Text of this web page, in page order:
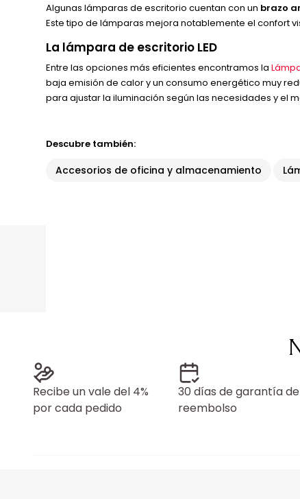
Algunas lámparas de escritorio cuentan con un brazo
Este tipo de lámparas mejora notablemente el confort
La lámpara de escritorio LED
Entre las opciones más eficientes encontramos la
baja emisión de calor y un consumo energético muy
para ajustar la iluminación según las necesidades y el
Descubre también:
Accesorios de oficina y almacenamiento
Recibe un vale del 4%
por cada pedido
30 días de garantía de
reembolso